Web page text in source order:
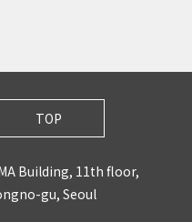
TOP
Building, 11th floor,
gu, Seoul